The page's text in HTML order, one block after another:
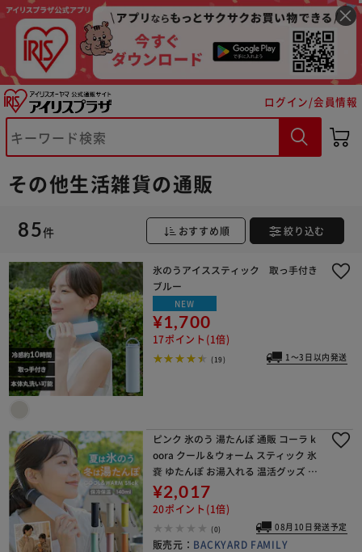
ログイン/会員情報
その他生活雑貨の通販
85件 おすすめ順 絞り込む
氷のうアイススティック 取っ手付き
ブルー
NEW
¥1,700
17ポイント(1倍)
(19) 1～3日以内発送
ピンク 氷のう 湯たんぽ 通販 コーラ k
oora クール＆ウォーム スティック 氷
嚢 ゆたんぽ お湯入れる 温活グッズ 夏
冷感グッズ 2way ひょうのう クールス
ティック ウォームスティック ア
¥2,017
20ポイント(1倍)
(0) 08月10日発送予定
販売元： BACKYARD FAMILY
※ご確認ください